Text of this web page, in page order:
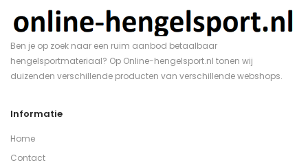
Ben je op zoek naar een ruim aanbod betaalbaar
hengelsportmateriaal? Op Online-hengelsport.nl tonen wij
duizenden verschillende producten van verschillende webshops.
Informatie
Home
Contact